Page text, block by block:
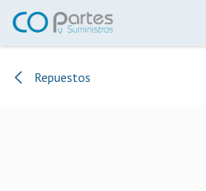
Ir al contenido
Repuestos